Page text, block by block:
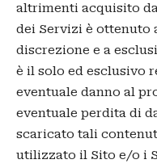
altrimenti acquisito
dei Servizi è ottenuto
discrezione e a
è il solo ed esclusivo
eventuale danno al
eventuale perdita di
scaricato tali
utilizzato il Sito e/o i